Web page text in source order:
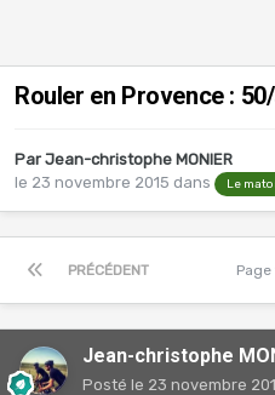
Rouler en Provence :
Par Jean-christophe MONIER
le 23 novembre 2015 dans Le
PRÉCÉDENT Page
Jean-christophe
Posté le 23 novembre